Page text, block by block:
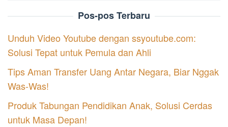
Pos-pos Terbaru
Unduh Video Youtube dengan ssyoutube.com:
Solusi Tepat untuk Pemula dan Ahli
Tips Aman Transfer Uang Antar Negara, Biar Nggak
Was-Was!
Produk Tabungan Pendidikan Anak, Solusi Cerdas
untuk Masa Depan!